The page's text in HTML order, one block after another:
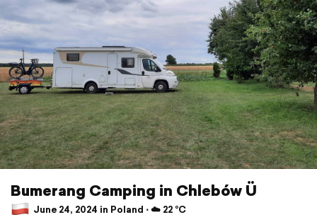
Bumerang Camping in Chlebów Ü
June 24, 2024 in Poland ⋅ ☁️ 22 °C